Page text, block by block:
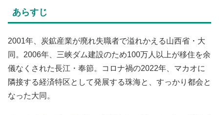
あらすじ
2001年、炭鉱産業が廃れ失職者で溢れかえる山西省・大
同。2006年、三峡ダム建設のため100万人以上が移住を余
儀なくされた長江・奉節。コロナ禍の2022年、マカオに
隣接する経済特区として発展する珠海と、すっかり都会と
なった大同。